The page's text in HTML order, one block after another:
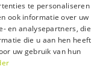
te personaliseren
ook informatie over uw
en analysepartners, die
die u aan hen heeft
uw gebruik van hun